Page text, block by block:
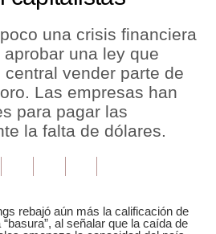
una crisis financiera
una ley que
vender parte de
Las empresas han
para pagar las
la falta de dólares.